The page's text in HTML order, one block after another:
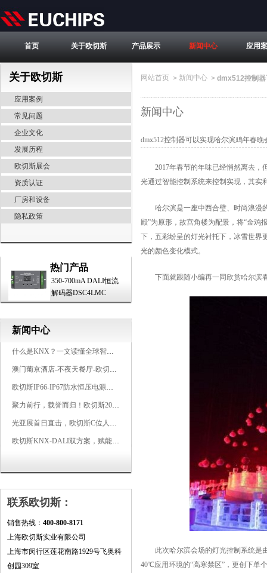
首页 关于欧切斯 产品展示 新闻中心 应用
关于欧切斯
应用案例
常见问题
企业文化
发展历程
欧切斯展会
资质认证
厂房和设备
隐私政策
热门产品
350-700mA DALI恒流
解码器DSC4LMC
新闻中心
什么是KNX？一文读懂全球智能建筑控制标准
澳门葡京酒店-不夜天餐厅-欧切斯KNX智能控制系统打造高端智慧空间
欧切斯IP66-IP67防水恒压电源，无惧风雨，智稳如一
聚力前行，载誉而归！欧切斯2026光亚展完美收官
光亚展首日直击，欧切斯C位人气爆棚-双奖加冕，实力再出圈
欧切斯KNX-DALI双方案，赋能广州有马空间日式轻奢静谧之光
联系欧切斯：
销售热线： 400-800-8171
上海欧切斯实业有限公司
上海市闵行区莲花南路1929号飞奥科
创园309室
网站首页 > 新闻中心 > dmx512控制器
新闻中心
dmx512控制器可以实现哈尔滨鸡年春
2017年春节的年味已经悄然离去，
光通过智能控制系统来控制实现，其实
哈尔滨是一座中西合璧、时尚浪漫
殿”为原形，故宫角楼为配景，将“金鸡
下，五彩纷呈的灯光衬托下，冰雪世界
光的颜色变化模式。
下面就跟随小编再一同欣赏哈尔滨
此次哈尔滨会场的灯光控制系统是由
40℃应用环境的“高寒禁区”，更创下单